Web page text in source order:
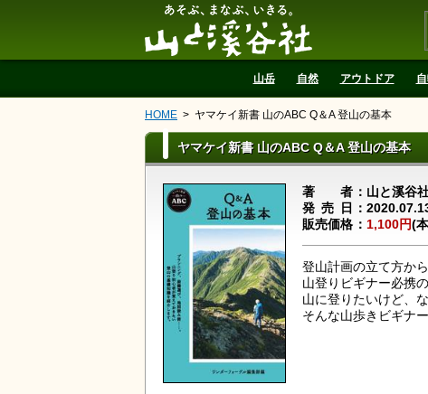
山岳 自然 アウトドア
HOME ヤマケイ新書 山のABC Q＆A 登山の基本
ヤマケイ新書 山のABC Q＆A 登山の基本
著者山と溪谷
発売日
販売価格
1,100円(
登山計画の立て方か
山登りビギナー必携
山に登りたいけど、
そんな山歩きビギナ